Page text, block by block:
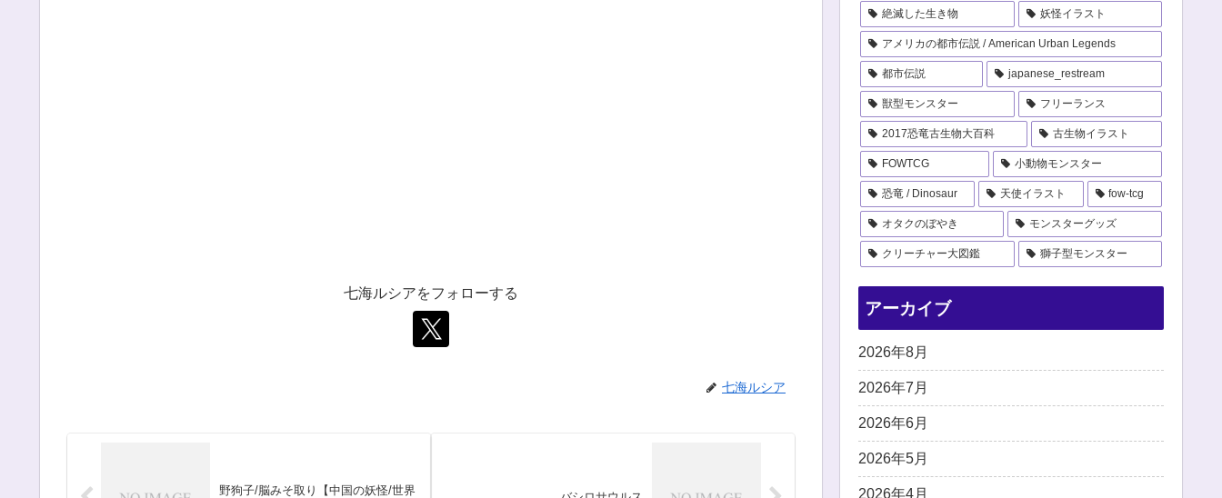
七海ルシアをフォローする
七海ルシア
野狗子/脳みそ取り【中国の妖怪/世界
絶滅した生き物 妖怪イラスト
アメリカの都市伝説 / American Urban Legends
都市伝説 japanese_restream
獣型モンスター フリーランス
2017恐竜古生物大百科 古生物イラスト
FOWTCG 小動物モンスター
恐竜 / Dinosaur 天使イラスト fow-tcg
オタクのぼやき モンスターグッズ
クリーチャー大図鑑 獅子型モンスター
アーカイブ
2026年8月
2026年7月
2026年6月
2026年5月
2026年4月